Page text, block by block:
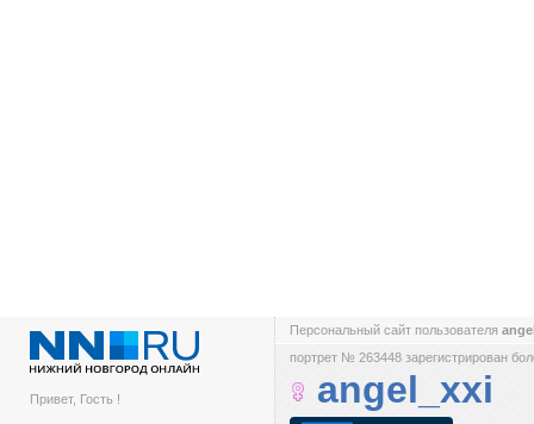
Привет, Гость !
Персональный сайт пользователя
портрет № 263448 зарегистрирован
angel_xxi